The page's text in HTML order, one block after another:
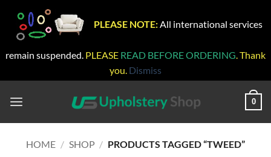
PLEASE NOTE: All international services
remain suspended. PLEASE READ BEFORE ORDERING. Thank
you. Dismiss
0
HOME / SHOP / PRODUCTS TAGGED “TWEED”